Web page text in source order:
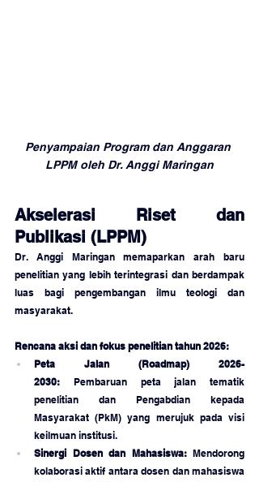
Penyampaian Program dan Anggaran
LPPM oleh Dr. Anggi Maringan
Akselerasi Riset dan
Publikasi (LPPM)
Dr. Anggi Maringan memaparkan arah baru
penelitian yang lebih terintegrasi dan berdampak
luas bagi pengembangan ilmu teologi dan
masyarakat.
Rencana aksi dan fokus penelitian tahun 2026:
Peta Jalan (Roadmap) 2026-
2030: Pembaruan peta jalan tematik
penelitian dan Pengabdian kepada
Masyarakat (PkM) yang merujuk pada visi
keilmuan institusi.
Sinergi Dosen dan Mahasiswa: Mendorong
kolaborasi aktif antara dosen dan mahasiswa